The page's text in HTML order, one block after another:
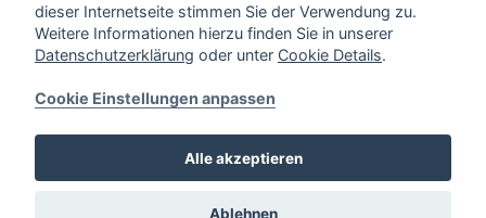
zur Mietanfrage hinzufügen
dieser Internetseite stimmen Sie der Verwendung zu.
Weitere Informationen hierzu finden Sie in unserer
Datenschutzerklärung oder unter Cookie Details.
Cookie Einstellungen anpassen
Alle akzeptieren
Ablehnen